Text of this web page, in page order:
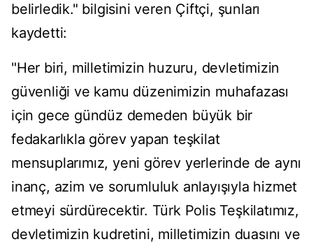
belirledik." bilgisini veren Çiftçi, şunları
kaydetti:
"Her biri, milletimizin huzuru, devletimizin
güvenliği ve kamu düzenimizin muhafazası
için gece gündüz demeden büyük bir
fedakarlıkla görev yapan teşkilat
mensuplarımız, yeni görev yerlerinde de aynı
inanç, azim ve sorumluluk anlayışıyla hizmet
etmeyi sürdürecektir. Türk Polis Teşkilatımız,
devletimizin kudretini, milletimizin duasını ve